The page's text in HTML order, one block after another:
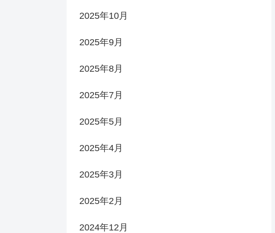
2025年10月
2025年9月
2025年8月
2025年7月
2025年5月
2025年4月
2025年3月
2025年2月
2024年12月